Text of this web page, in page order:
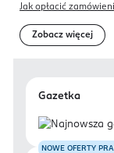
Jak opłacić
Zobacz więcej
Gazetka
NOWE OFERTY